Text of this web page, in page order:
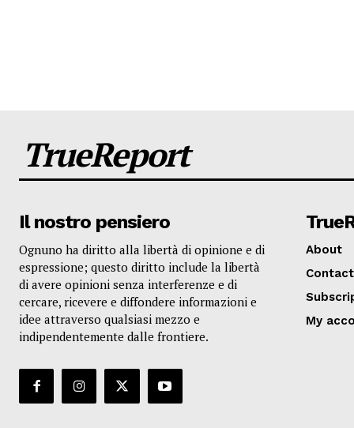
TrueReport
Il nostro pensiero
Ognuno ha diritto alla libertà di opinione e di
espressione; questo diritto include la libertà
di avere opinioni senza interferenze e di
cercare, ricevere e diffondere informazioni e
idee attraverso qualsiasi mezzo e
indipendentemente dalle frontiere.
About
My